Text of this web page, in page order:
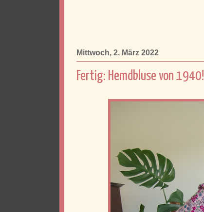
Mittwoch, 2. März 2022
Fertig: Hemdbluse von 1940!